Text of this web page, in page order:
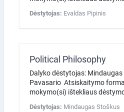
Dėstytojas: Evaldas Pipinis
Political Philosophy
Dalyko dėstytojas:
Pavasario Atsiskaitymo
mokymo(si) ištekliaus
Dėstytojas: Mindaugas Stoškus